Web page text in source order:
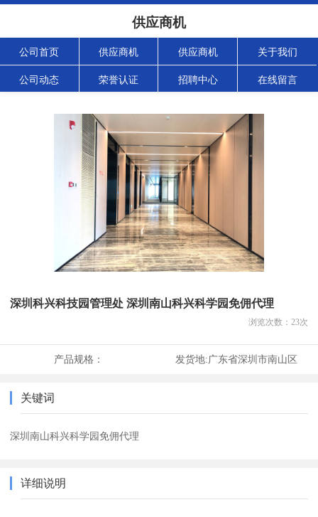
供应商机
公司首页 供应商机 供应商机 关于我们
公司动态 荣誉认证 招聘中心 在线留言
深圳科兴科技园管理处 深圳南山科兴科学园免佣代理
浏览次数： 23次
产品规格： 发货地:广东省深圳市南山区
关键词
深圳南山科兴科学园免佣代理
详细说明